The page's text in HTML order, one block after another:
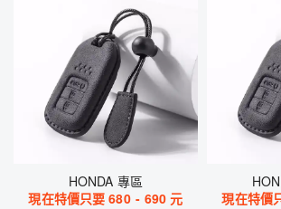
HONDA 專區
現在特價只要680 - 690 元
現在特價